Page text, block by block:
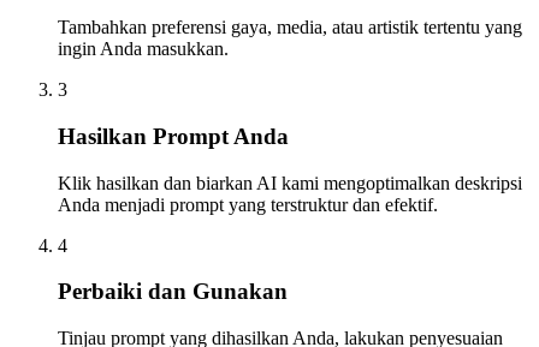
Tambahkan preferensi gaya, media, atau artistik tertentu yang
ingin Anda masukkan.
3
Hasilkan Prompt Anda
Klik hasilkan dan biarkan AI kami mengoptimalkan deskripsi
Anda menjadi prompt yang terstruktur dan efektif.
4
Perbaiki dan Gunakan
Tinjau prompt yang dihasilkan Anda, lakukan penyesuaian